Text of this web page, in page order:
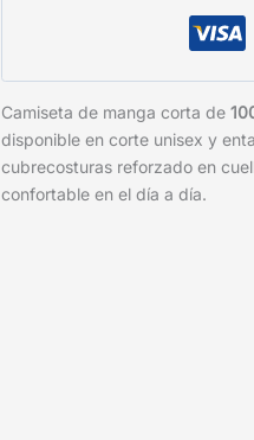
Camiseta de manga corta de
disponible en corte unisex y
cubrecosturas reforzado en
confortable en el día a día.